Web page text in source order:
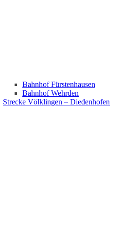
Bahnhof Fürstenhausen
Bahnhof Wehrden
Strecke Völklingen – Diedenhofen